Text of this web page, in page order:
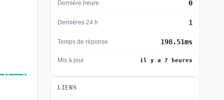
Dernière heure 0
Dernières 24 h 1
Temps de réponse 198.51ms
Mis à jour il y a 7 heures
LIENS